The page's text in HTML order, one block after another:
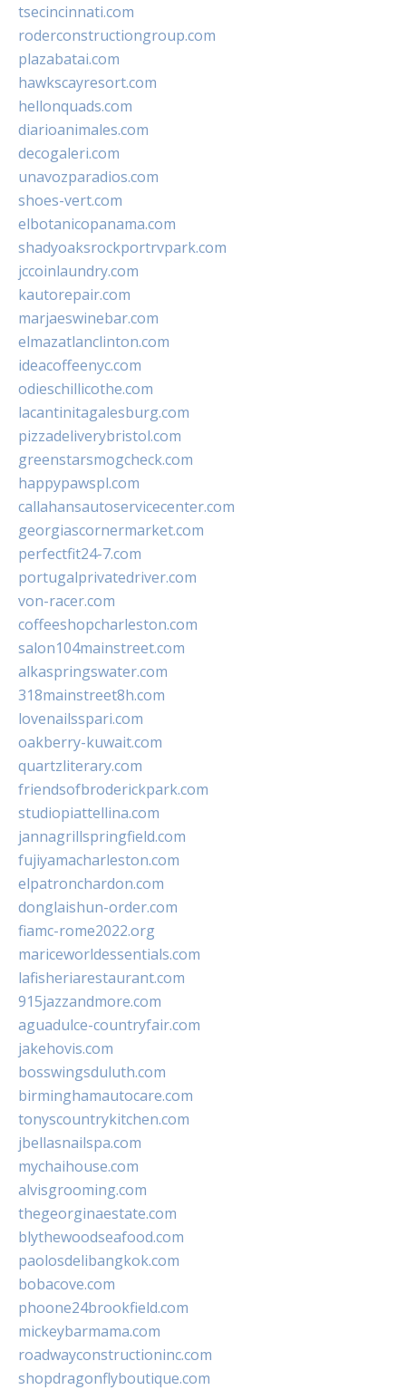
tsecincinnati.com
roderconstructiongroup.com
plazabatai.com
hawkscayresort.com
hellonquads.com
diarioanimales.com
decogaleri.com
unavozparadios.com
shoes-vert.com
elbotanicopanama.com
shadyoaksrockportrvpark.com
jccoinlaundry.com
kautorepair.com
marjaeswinebar.com
elmazatlanclinton.com
ideacoffeenyc.com
odieschillicothe.com
lacantinitagalesburg.com
pizzadeliverybristol.com
greenstarsmogcheck.com
happypawspl.com
callahansautoservicecenter.com
georgiascornermarket.com
perfectfit24-7.com
portugalprivatedriver.com
von-racer.com
coffeeshopcharleston.com
salon104mainstreet.com
alkaspringswater.com
318mainstreet8h.com
lovenailsspari.com
oakberry-kuwait.com
quartzliterary.com
friendsofbroderickpark.com
studiopiattellina.com
jannagrillspringfield.com
fujiyamacharleston.com
elpatronchardon.com
donglaishun-order.com
fiamc-rome2022.org
mariceworldessentials.com
lafisheriarestaurant.com
915jazzandmore.com
aguadulce-countryfair.com
jakehovis.com
bosswingsduluth.com
birminghamautocare.com
tonyscountrykitchen.com
jbellasnailspa.com
mychaihouse.com
alvisgrooming.com
thegeorginaestate.com
blythewoodseafood.com
paolosdelibangkok.com
bobacove.com
phoone24brookfield.com
mickeybarmama.com
roadwayconstructioninc.com
shopdragonflyboutique.com